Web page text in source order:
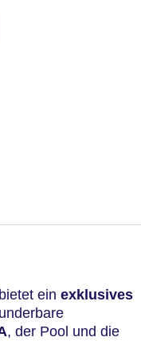
ein exklusives
, der Pool und die